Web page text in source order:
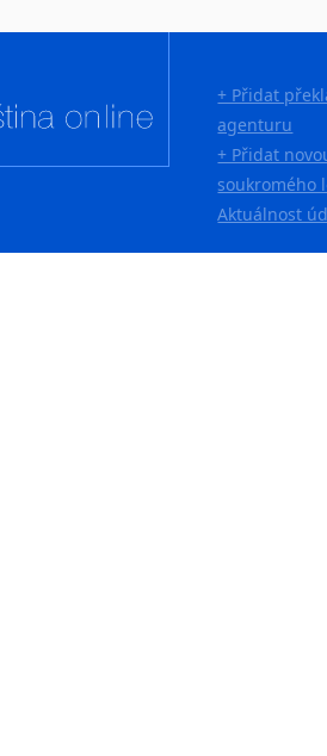
+ Přidat
agenturu
+ Přidat
soukromého
Aktuálnost